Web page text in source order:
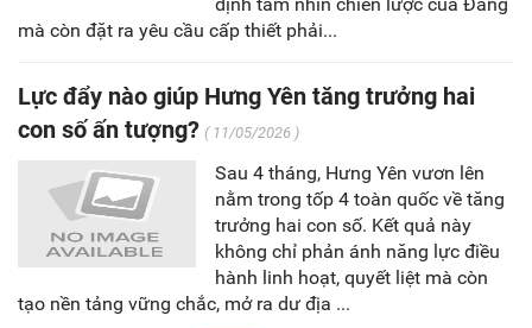
mà còn đặt ra yêu cầu cấp thiết phải...
Lực đẩy nào giúp Hưng Yên tăng trưởng hai
con số ấn tượng? ( 11/05/2026 )
Sau 4 tháng, Hưng Yên vươn lên
nằm trong tốp 4 toàn quốc về tăng
trưởng hai con số. Kết quả này
không chỉ phản ánh năng lực điều
hành linh hoạt, quyết liệt mà còn
tạo nền tảng vững chắc, mở ra dư địa ...